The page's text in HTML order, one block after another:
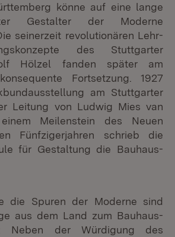
könne auf eine lange
Gestalter der Moderne
seinerzeit revolutionären Lehr-
des Stuttgarter
Hölzel fanden später am
Fortsetzung. 1927
am Stuttgarter
Leitung von Ludwig Mies van
Meilenstein des Neuen
Fünfzigerjahren schrieb die
für Gestaltung die Bauhaus-
die Spuren der Moderne sind
aus dem Land zum Bauhaus-
Neben der Würdigung des